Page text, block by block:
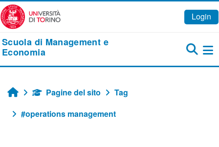
Vai al contenuto principale
Login
Scuola di Management e
Economia
HomePagine del sito
Tag
#operations management